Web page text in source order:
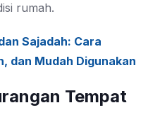
rumah.
Sajadah: Cara
dan Mudah Digunakan
Tempat